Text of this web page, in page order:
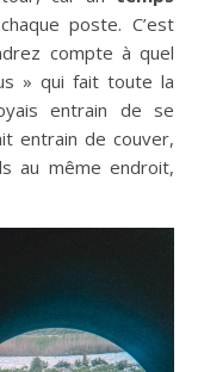
poste. C’est
compte à quel
» qui fait toute la
entrain de se
entrain de couver,
au même endroit,